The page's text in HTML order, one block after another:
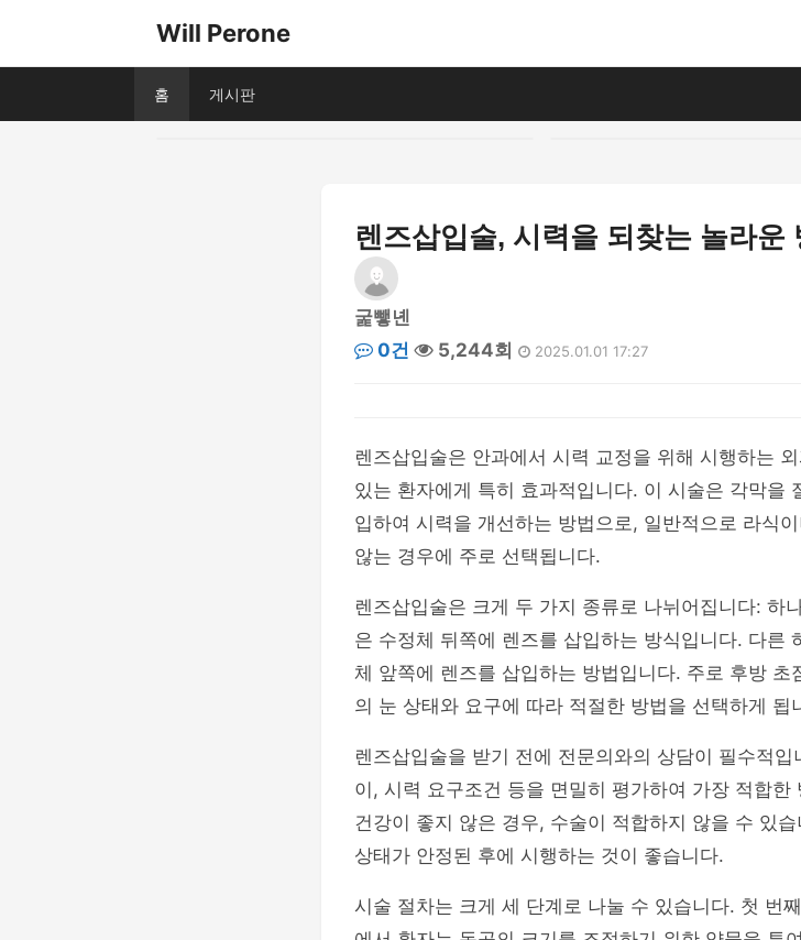
Will Perone
홈 게시판
렌즈삽입술, 시력을 되찾는 놀라운
굹뺗녠
0건
5,244회 2025.01.01 17:27
렌즈삽입술은 안과에서 시력 교정을 위해 시행하는
있는 환자에게 특히 효과적입니다. 이 시술은 각막을
입하여 시력을 개선하는 방법으로, 일반적으로 라식
않는 경우에 주로 선택됩니다.
렌즈삽입술은 크게 두 가지 종류로 나뉘어집니다: 하
은 수정체 뒤쪽에 렌즈를 삽입하는 방식입니다. 다른
체 앞쪽에 렌즈를 삽입하는 방법입니다. 주로 후방
의 눈 상태와 요구에 따라 적절한 방법을 선택하게 됩
렌즈삽입술을 받기 전에 전문의와의 상담이 필수적
이, 시력 요구조건 등을 면밀히 평가하여 가장 적합
건강이 좋지 않은 경우, 수술이 적합하지 않을 수 있
상태가 안정된 후에 시행하는 것이 좋습니다.
시술 절차는 크게 세 단계로 나눌 수 있습니다. 첫 번